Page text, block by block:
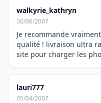
walkyrie_kathryn
30/06/2007
Je recommande
qualité ! livraison ultra
site pour charger les
lauri777
05/04/2007